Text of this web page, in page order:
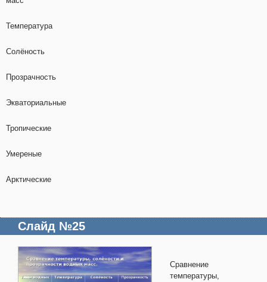
Температура
Солёность
Прозрачность
Экваториальные
Тропические
Умереные
Арктические
Слайд №25
Сравнение
температуры,